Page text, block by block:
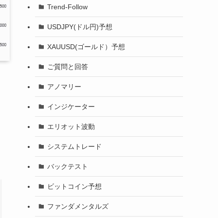
Trend-Follow
USDJPY(ドル円)予想
XAUUSD(ゴールド）予想
ご質問と回答
アノマリー
インジケーター
エリオット波動
システムトレード
バックテスト
ビットコイン予想
ファンダメンタルズ